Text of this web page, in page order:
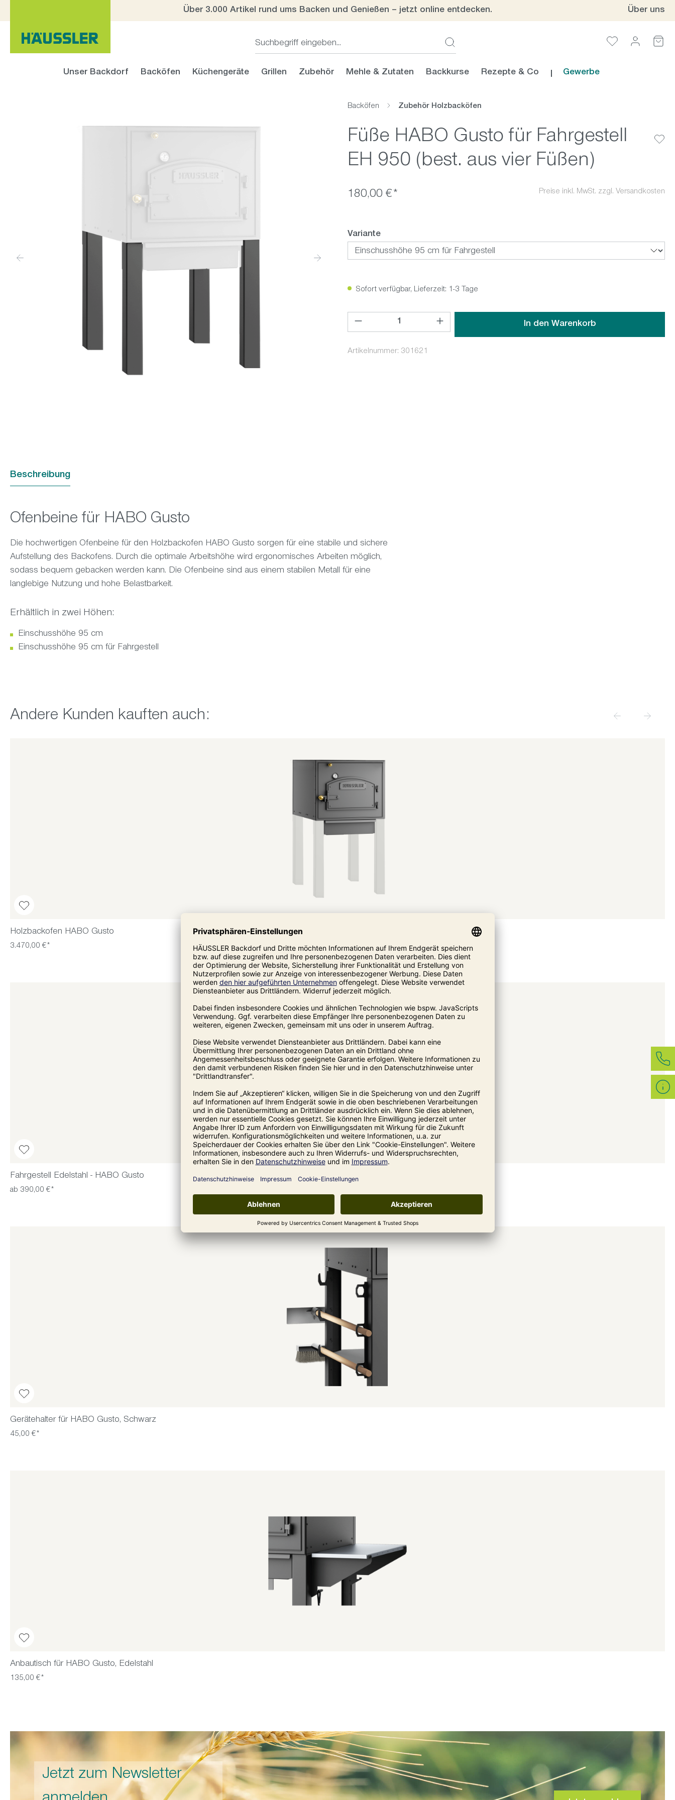
Über 3.000 Artikel rund ums Backen und Genießen – jetzt online entdecken. Über uns
Unser Backdorf Backöfen Küchengeräte Grillen Zubehör Mehle & Zutaten Backkurse Rezepte & Co Gewerbe
Backöfen Zubehör Holzbacköfen
Füße HABO Gusto für Fahrgestell
EH 950 (best. aus vier Füßen)
180,00 €* Preise inkl. MwSt. zzgl. Versandkosten
Varianteauswählen
Sofort verfügbar, Lieferzeit: 1-3 Tage
Produkt Anzahl: Gib den gewünschten Wert ein oder benutze die Schaltflächen um die
In den Warenkorb
Artikelnummer: 301621
Beschreibung
Ofenbeine für HABO Gusto
Die hochwertigen Ofenbeine für den Holzbackofen HABO Gusto sorgen für eine stabile und sichere
Aufstellung des Backofens. Durch die optimale Arbeitshöhe wird ergonomisches Arbeiten möglich,
sodass bequem gebacken werden kann. Die Ofenbeine sind aus einem stabilen Metall für eine
langlebige Nutzung und hohe Belastbarkeit.
Erhältlich in zwei Höhen:
Einschusshöhe 95 cm
Einschusshöhe 95 cm für Fahrgestell
Produktgalerie überspringen
Andere Kunden kauften auch:
Holzbackofen HABO Gusto
3.470,00 €*
Fahrgestell Edelstahl - HABO Gusto
ab 390,00 €*
Gerätehalter für HABO Gusto, Schwarz
45,00 €*
Anbautisch für HABO Gusto, Edelstahl
135,00 €*
Jetzt zum Newsletter